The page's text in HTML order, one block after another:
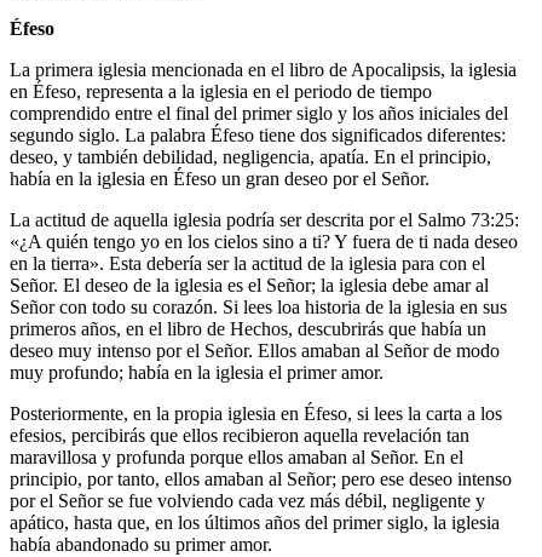
Éfeso
La primera iglesia mencionada en el libro de Apocalipsis, la iglesia
en Éfeso, representa a la iglesia en el periodo de tiempo
comprendido entre el final del primer siglo y los años iniciales del
segundo siglo. La palabra Éfeso tiene dos significados diferentes:
deseo, y también debilidad, negligencia, apatía. En el principio,
había en la iglesia en Éfeso un gran deseo por el Señor.
La actitud de aquella iglesia podría ser descrita por el Salmo 73:25:
«¿A quién tengo yo en los cielos sino a ti? Y fuera de ti nada deseo
en la tierra». Esta debería ser la actitud de la iglesia para con el
Señor. El deseo de la iglesia es el Señor; la iglesia debe amar al
Señor con todo su corazón. Si lees loa historia de la iglesia en sus
primeros años, en el libro de Hechos, descubrirás que había un
deseo muy intenso por el Señor. Ellos amaban al Señor de modo
muy profundo; había en la iglesia el primer amor.
Posteriormente, en la propia iglesia en Éfeso, si lees la carta a los
efesios, percibirás que ellos recibieron aquella revelación tan
maravillosa y profunda porque ellos amaban al Señor. En el
principio, por tanto, ellos amaban al Señor; pero ese deseo intenso
por el Señor se fue volviendo cada vez más débil, negligente y
apático, hasta que, en los últimos años del primer siglo, la iglesia
había abandonado su primer amor.